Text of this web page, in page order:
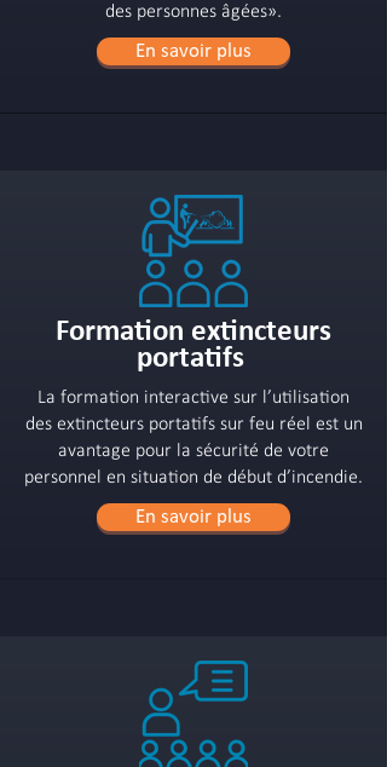
des personnes âgées».
En savoir plus
Formation extincteurs
portatifs
La formation interactive sur l’utilisation
des extincteurs portatifs sur feu réel est un
avantage pour la sécurité de votre
personnel en situation de début d’incendie.
En savoir plus